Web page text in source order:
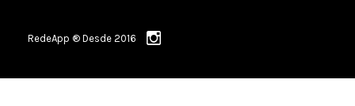
RedeApp ® Desde 2016